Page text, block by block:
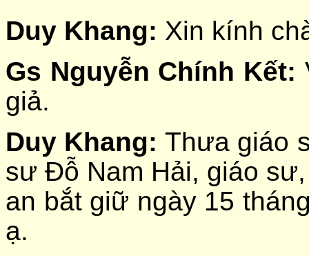
Duy Khang: Xin kính
Gs Nguyễn Chính Kết:
giả.
Duy Khang: Thưa giáo
sư Đỗ Nam Hải, giáo
an bắt giữ ngày 15
ạ.